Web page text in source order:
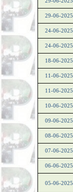
29-06-2025
24-06-2025
24-06-2025
18-06-2025
11-06-2025
11-06-2025
10-06-2025
09-06-2025
08-06-2025
07-06-2025
06-06-2025
05-06-2025